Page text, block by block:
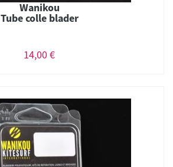
Wanikou
Tube colle blader
14,00 €